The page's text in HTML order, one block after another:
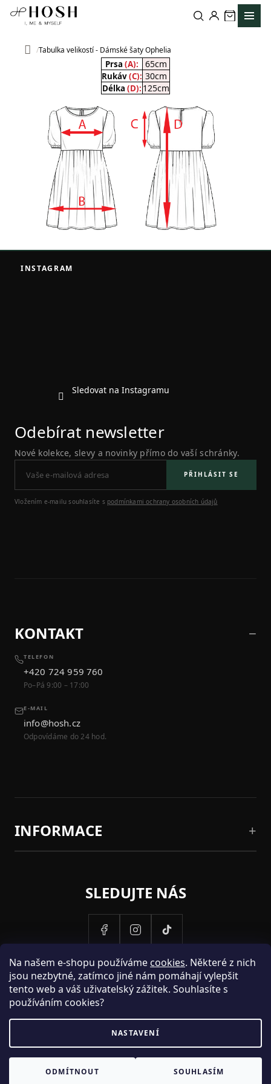
Na našem e-shopu používáme cookies. Některé z nich
jsou nezbytné, zatímco jiné nám pomáhají vylepšit
tento web a váš uživatelský zážitek. Souhlasíte s
používáním cookies?
NASTAVENÍ
ODMÍTNOUT SOUHLASÍM
Přejít
Domů
Tabulka velikostí - Dámské šaty Ophelia
Prsa (A): 65cm
Rukáv(C): 30cm
Délka (D): 125cm
Z
INSTAGRAM
Sledovat na Instagramu
Odebírat newsletter
Nové kolekce, slevy a novinky přímo do vaší schránky.
PŘIHLÁSIT SE
Vložením e-mailu souhlasíte s podmínkami ochrany osobních údajů
KONTAKT
TELEFON
+420 724 959 760
Po–Pá 9:00 – 17:00
E-MAIL
info@hosh.cz
Odpovídáme do 24 hod.
INFORMACE
SLEDUJTE NÁS
PROVOZOVATELEM STRANEK HOSH.CZ JE SPOLECNOST PAK
FASHION S.R.O., IC: 25774701.